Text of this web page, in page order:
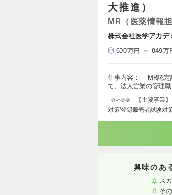
大推進）
MR（医薬情報
株式会社医学アカデ
600万円 ～ 849万
仕事内容： MR認定
て、法人営業の管理
会社概要
【主要事業
対策/登録販売者試験対
興味のあ
ス
そ